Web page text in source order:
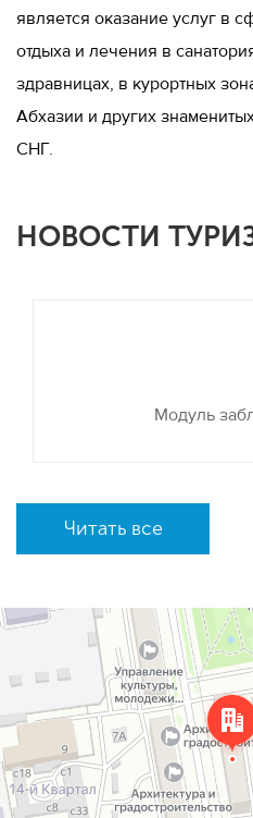
является оказание услуг в
отдыха и лечения в
здравницах, в курортных
Абхазии и других
СНГ.
НОВОСТИ
Модуль
Читать все